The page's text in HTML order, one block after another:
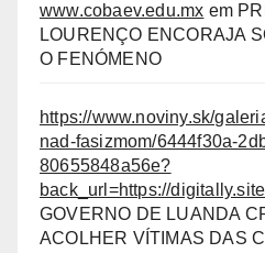
www.cobaev.edu.mx em
LOURENÇO ENCORAJA
O FENÓMENO
https://www.noviny.sk/
nad-fasizmom/6444f30a-
80655848a56e?
back_url=https://
GOVERNO DE LUANDA
ACOLHER VÍTIMAS DAS